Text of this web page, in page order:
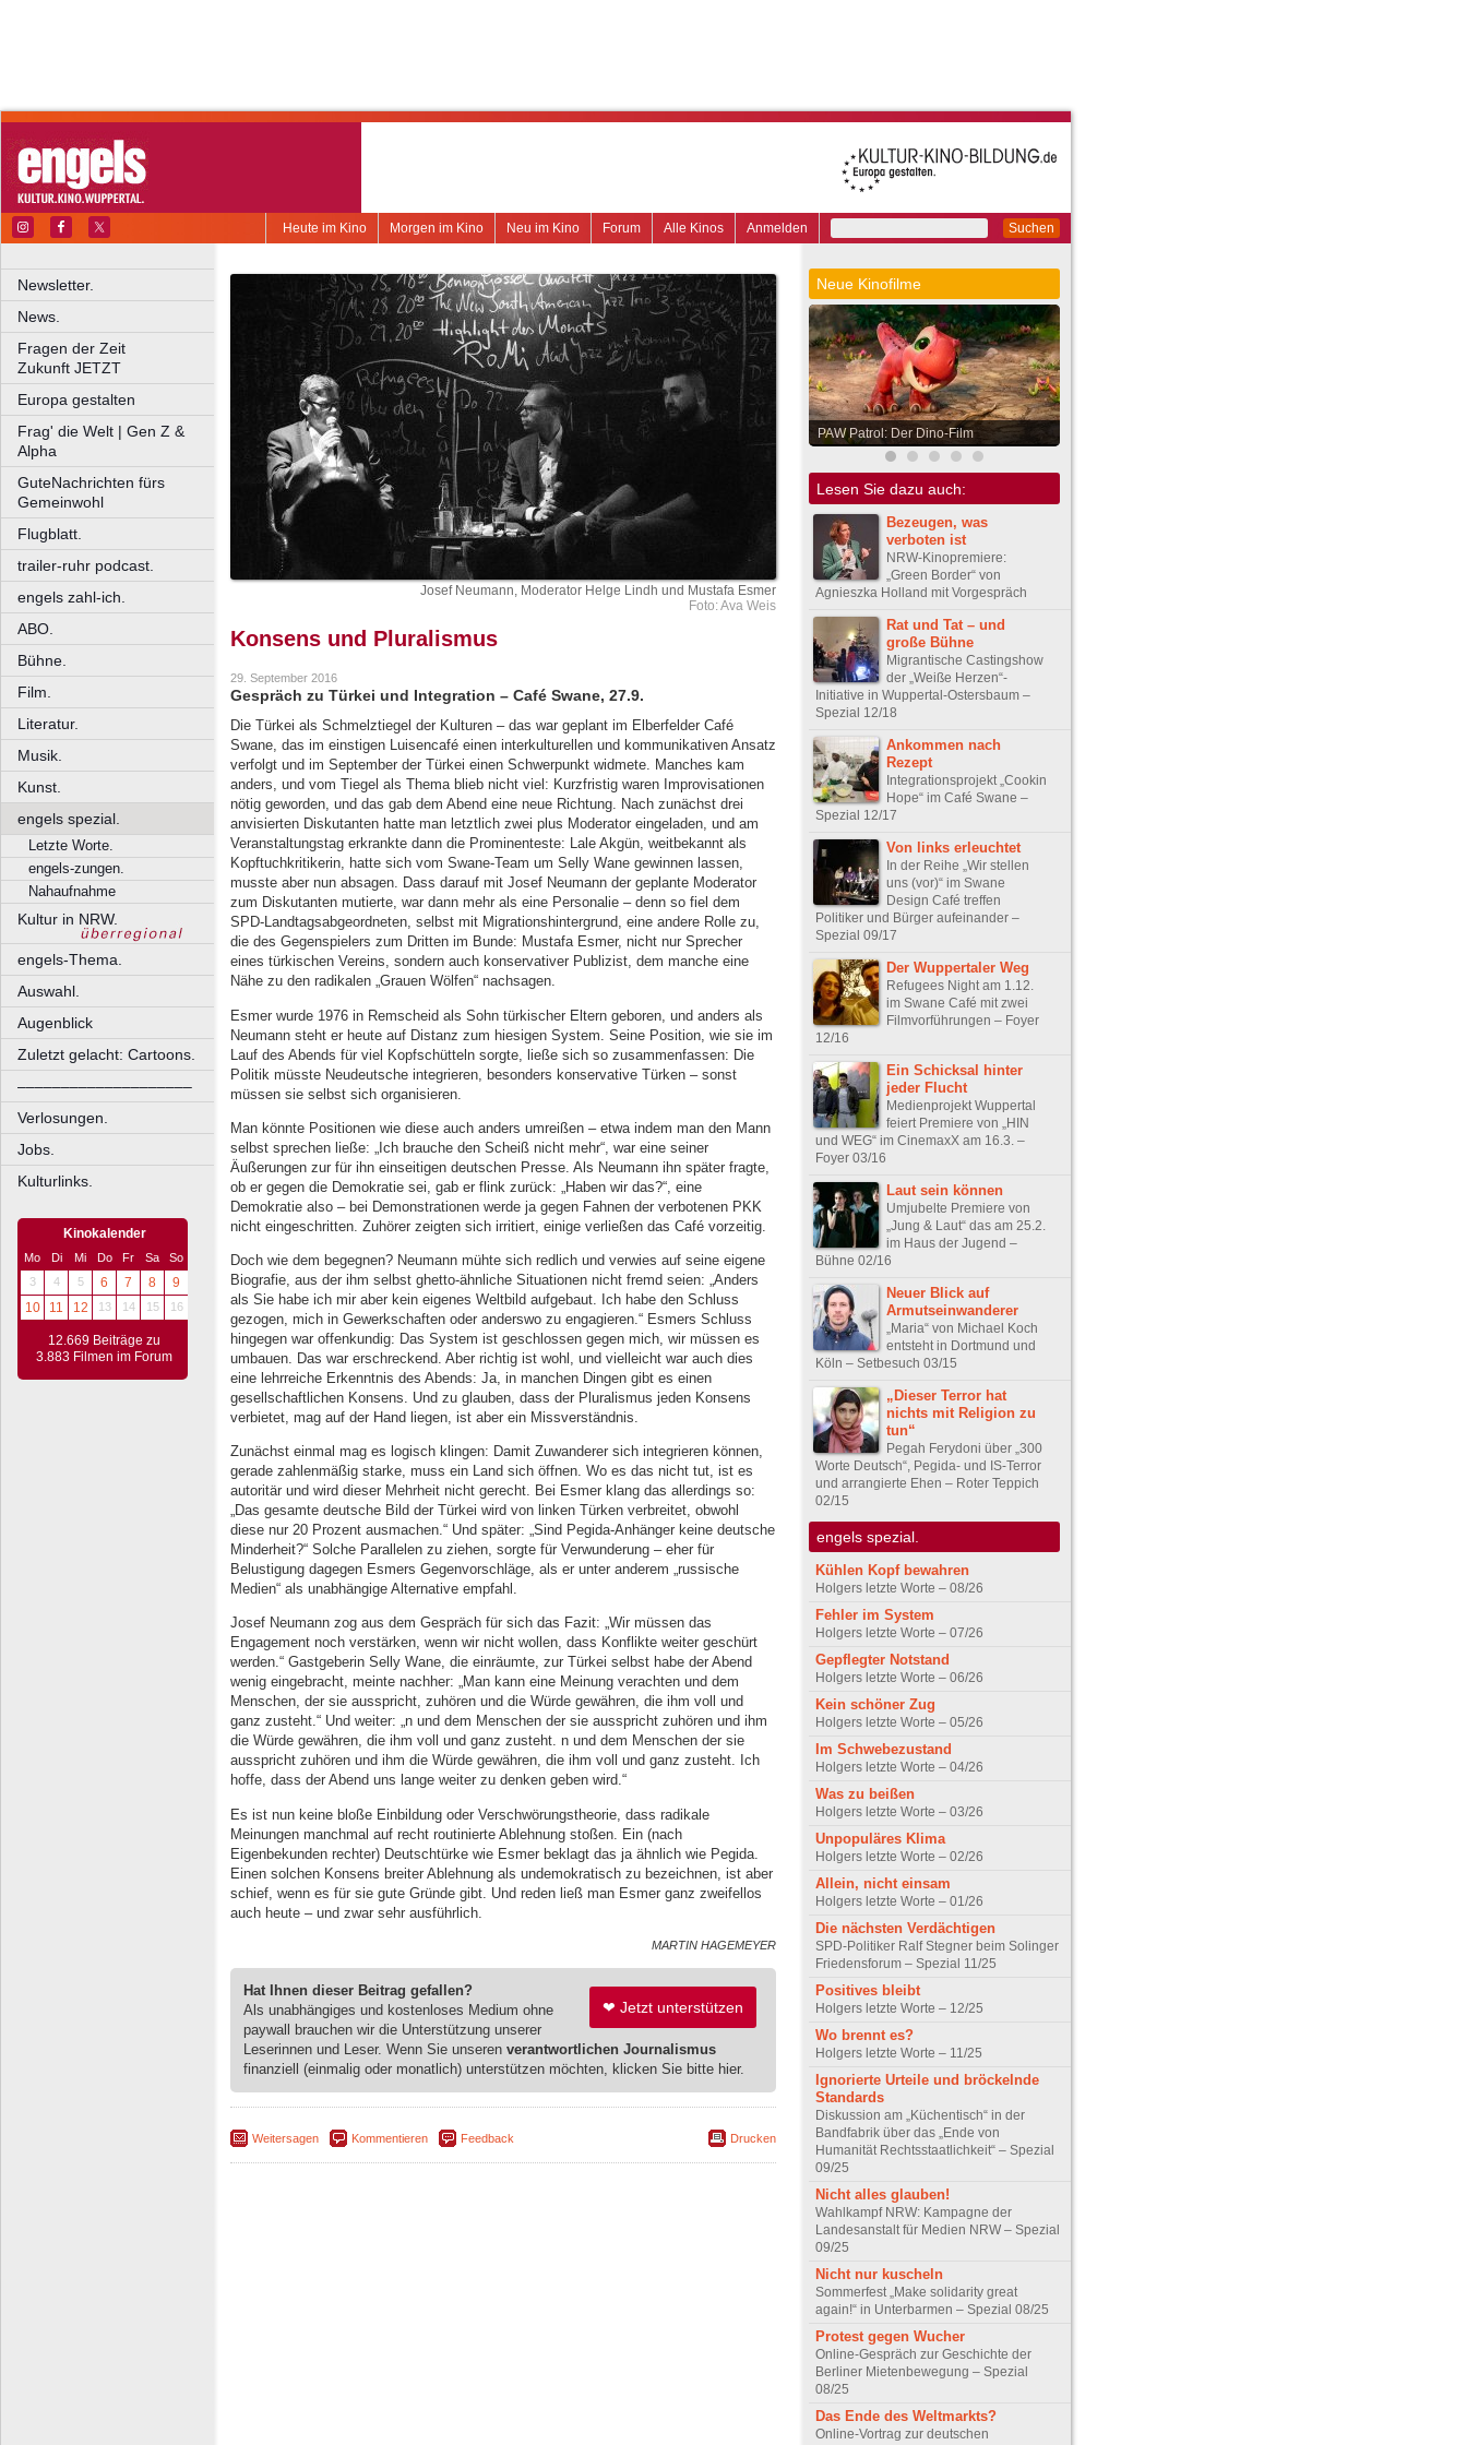
Suchen
Anmelden
Alle Kinos
Forum
Neu im Kino
Morgen im Kino
Heute im Kino
Newsletter.
News.
Fragen der Zeit
Zukunft JETZT
Europa gestalten
Frag' die Welt | Gen Z &
Alpha
GuteNachrichten fürs
Gemeinwohl
Flugblatt.
trailer-ruhr podcast.
engels zahl-ich.
ABO.
Bühne.
Film.
Literatur.
Musik.
Kunst.
engels spezial.
Letzte Worte.
engels-zungen.
Nahaufnahme
Kultur in NRW.
engels-Thema.
Auswahl.
Augenblick
Zuletzt gelacht: Cartoons.
––––––––––––––––––––
Verlosungen.
Jobs.
Kulturlinks.
Kinokalender
Mo Di Mi Do Fr Sa
So
3
4 5 6 7 8
9
10
11 12 13 14 15 16
12.669 Beiträge zu
3.883 Filmen im Forum
Josef Neumann, Moderator Helge Lindh und Mustafa Esmer
Foto: Ava Weis
Konsens und Pluralismus
29. September 2016
Gespräch zu Türkei und Integration – Café Swane, 27.9.
Die Türkei als Schmelztiegel der Kulturen – das war geplant im Elberfelder Café
Swane, das im einstigen Luisencafé einen interkulturellen und kommunikativen Ansatz
verfolgt und im September der Türkei einen Schwerpunkt widmete. Manches kam
anders, und vom Tiegel als Thema blieb nicht viel: Kurzfristig waren Improvisationen
nötig geworden, und das gab dem Abend eine neue Richtung. Nach zunächst drei
anvisierten Diskutanten hatte man letztlich zwei plus Moderator eingeladen, und am
Veranstaltungstag erkrankte dann die Prominenteste: Lale Akgün, weitbekannt als
Kopftuchkritikerin, hatte sich vom Swane-Team um Selly Wane gewinnen lassen,
musste aber nun absagen. Dass darauf mit Josef Neumann der geplante Moderator
zum Diskutanten mutierte, war dann mehr als eine Personalie – denn so fiel dem
SPD-Landtagsabgeordneten, selbst mit Migrationshintergrund, eine andere Rolle zu,
die des Gegenspielers zum Dritten im Bunde: Mustafa Esmer, nicht nur Sprecher
eines türkischen Vereins, sondern auch konservativer Publizist, dem manche eine
Nähe zu den radikalen „Grauen Wölfen“ nachsagen.
Esmer wurde 1976 in Remscheid als Sohn türkischer Eltern geboren, und anders als
Neumann steht er heute auf Distanz zum hiesigen System. Seine Position, wie sie im
Lauf des Abends für viel Kopfschütteln sorgte, ließe sich so zusammenfassen: Die
Politik müsste Neudeutsche integrieren, besonders konservative Türken – sonst
müssen sie selbst sich organisieren.
Man könnte Positionen wie diese auch anders umreißen – etwa indem man den Mann
selbst sprechen ließe: „Ich brauche den Scheiß nicht mehr“, war eine seiner
Äußerungen zur für ihn einseitigen deutschen Presse. Als Neumann ihn später fragte,
ob er gegen die Demokratie sei, gab er flink zurück: „Haben wir das?“, eine
Demokratie also – bei Demonstrationen werde ja gegen Fahnen der verbotenen PKK
nicht eingeschritten. Zuhörer zeigten sich irritiert, einige verließen das Café vorzeitig.
Doch wie dem begegnen? Neumann mühte sich redlich und verwies auf seine eigene
Biografie, aus der ihm selbst ghetto-ähnliche Situationen nicht fremd seien: „Anders
als Sie habe ich mir aber kein eigenes Weltbild aufgebaut. Ich habe den Schluss
gezogen, mich in Gewerkschaften oder anderswo zu engagieren.“ Esmers Schluss
hingegen war offenkundig: Das System ist geschlossen gegen mich, wir müssen es
umbauen. Das war erschreckend. Aber richtig ist wohl, und vielleicht war auch dies
eine lehrreiche Erkenntnis des Abends: Ja, in manchen Dingen gibt es einen
gesellschaftlichen Konsens. Und zu glauben, dass der Pluralismus jeden Konsens
verbietet, mag auf der Hand liegen, ist aber ein Missverständnis.
Zunächst einmal mag es logisch klingen: Damit Zuwanderer sich integrieren können,
gerade zahlenmäßig starke, muss ein Land sich öffnen. Wo es das nicht tut, ist es
autoritär und wird dieser Mehrheit nicht gerecht. Bei Esmer klang das allerdings so:
„Das gesamte deutsche Bild der Türkei wird von linken Türken verbreitet, obwohl
diese nur 20 Prozent ausmachen.“ Und später: „Sind Pegida-Anhänger keine deutsche
Minderheit?“ Solche Parallelen zu ziehen, sorgte für Verwunderung – eher für
Belustigung dagegen Esmers Gegenvorschläge, als er unter anderem „russische
Medien“ als unabhängige Alternative empfahl.
Josef Neumann zog aus dem Gespräch für sich das Fazit: „Wir müssen das
Engagement noch verstärken, wenn wir nicht wollen, dass Konflikte weiter geschürt
werden.“ Gastgeberin Selly Wane, die einräumte, zur Türkei selbst habe der Abend
wenig eingebracht, meinte nachher: „Man kann eine Meinung verachten und dem
Menschen, der sie ausspricht, zuhören und die Würde gewähren, die ihm voll und
ganz zusteht.“ Und weiter: „n und dem Menschen der sie ausspricht zuhören und ihm
die Würde gewähren, die ihm voll und ganz zusteht. n und dem Menschen der sie
ausspricht zuhören und ihm die Würde gewähren, die ihm voll und ganz zusteht. Ich
hoffe, dass der Abend uns lange weiter zu denken geben wird.“
Es ist nun keine bloße Einbildung oder Verschwörungstheorie, dass radikale
Meinungen manchmal auf recht routinierte Ablehnung stoßen. Ein (nach
Eigenbekunden rechter) Deutschtürke wie Esmer beklagt das ja ähnlich wie Pegida.
Einen solchen Konsens breiter Ablehnung als undemokratisch zu bezeichnen, ist aber
schief, wenn es für sie gute Gründe gibt. Und reden ließ man Esmer ganz zweifellos
auch heute – und zwar sehr ausführlich.
MARTIN HAGEMEYER
❤ Jetzt unterstützen
Hat Ihnen dieser Beitrag gefallen?
Als unabhängiges und kostenloses Medium ohne
paywall brauchen wir die Unterstützung unserer
Leserinnen und Leser. Wenn Sie unseren verantwortlichen Journalismus
finanziell (einmalig oder monatlich) unterstützen möchten, klicken Sie bitte hier.
Weitersagen Kommentieren Feedback Drucken
Neue Kinofilme
PAW Patrol: Der Dino-Film
Lesen Sie dazu auch:
Bezeugen, was
verboten ist
NRW-Kinopremiere:
„Green Border“ von
Agnieszka Holland mit Vorgespräch
Rat und Tat – und
große Bühne
Migrantische Castingshow
der „Weiße Herzen“-
Initiative in Wuppertal-Ostersbaum –
Spezial 12/18
Ankommen nach
Rezept
Integrationsprojekt „Cookin
Hope“ im Café Swane –
Spezial 12/17
Von links erleuchtet
In der Reihe „Wir stellen
uns (vor)“ im Swane
Design Café treffen
Politiker und Bürger aufeinander –
Spezial 09/17
Der Wuppertaler Weg
Refugees Night am 1.12.
im Swane Café mit zwei
Filmvorführungen – Foyer
12/16
Ein Schicksal hinter
jeder Flucht
Medienprojekt Wuppertal
feiert Premiere von „HIN
und WEG“ im CinemaxX am 16.3. –
Foyer 03/16
Laut sein können
Umjubelte Premiere von
„Jung & Laut“ das am 25.2.
im Haus der Jugend –
Bühne 02/16
Neuer Blick auf
Armutseinwanderer
„Maria“ von Michael Koch
entsteht in Dortmund und
Köln – Setbesuch 03/15
„Dieser Terror hat
nichts mit Religion zu
tun“
Pegah Ferydoni über „300
Worte Deutsch“, Pegida- und IS-Terror
und arrangierte Ehen – Roter Teppich
02/15
engels spezial.
Kühlen Kopf bewahren
Holgers letzte Worte – 08/26
Fehler im System
Holgers letzte Worte – 07/26
Gepflegter Notstand
Holgers letzte Worte – 06/26
Kein schöner Zug
Holgers letzte Worte – 05/26
Im Schwebezustand
Holgers letzte Worte – 04/26
Was zu beißen
Holgers letzte Worte – 03/26
Unpopuläres Klima
Holgers letzte Worte – 02/26
Allein, nicht einsam
Holgers letzte Worte – 01/26
Die nächsten Verdächtigen
SPD-Politiker Ralf Stegner beim Solinger
Friedensforum – Spezial 11/25
Positives bleibt
Holgers letzte Worte – 12/25
Wo brennt es?
Holgers letzte Worte – 11/25
Ignorierte Urteile und bröckelnde
Standards
Diskussion am „Küchentisch“ in der
Bandfabrik über das „Ende von
Humanität Rechtsstaatlichkeit“ – Spezial
09/25
Nicht alles glauben!
Wahlkampf NRW: Kampagne der
Landesanstalt für Medien NRW – Spezial
09/25
Nicht nur kuscheln
Sommerfest „Make solidarity great
again!“ in Unterbarmen – Spezial 08/25
Protest gegen Wucher
Online-Gespräch zur Geschichte der
Berliner Mietenbewegung – Spezial
08/25
Das Ende des Weltmarkts?
Online-Vortrag zur deutschen